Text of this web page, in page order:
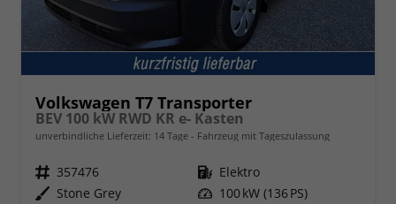
Volkswagen T7 Transporter
BEV 100 kW RWD KR e- Kasten
unverbindliche Lieferzeit: 14 Tage Fahrzeug mit Tageszulassung
Fahrzeugnr. 357476 Kraftstoff Elektro
Außenfarbe Stone Grey Leistung 100 kW (136 PS)